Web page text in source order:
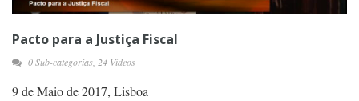
Pacto para a Justiça Fiscal
0 Sub-categorias, 24 Vídeos
9 de Maio de 2017, Lisboa